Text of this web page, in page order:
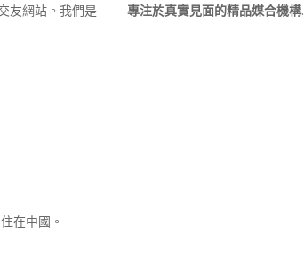
交友網站。我們是——專注於真實見面的精品媒合機構.
在中國。